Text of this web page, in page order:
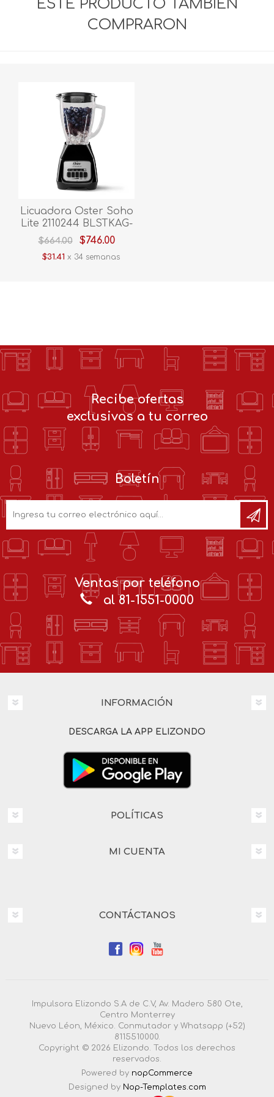
ESTE PRODUCTO TAMBIÉN
COMPRARON
Licuadora Oster Soho
Lite 2110244 BLSTKAG-
BPB-013 Push Button
V/Vidrio 2V Negro
$664.00 $746.00
$31.41 x 34 semanas
Recibe ofertas
exclusivas a tu correo
Boletín
Ventas por teléfono
al 81-1551-0000
INFORMACIÓN
DESCARGA LA APP ELIZONDO
POLÍTICAS
MI CUENTA
CONTÁCTANOS
Impulsora Elizondo S.A de C.V, Av. Madero 580 Ote,
Centro Monterrey
Nuevo Léon, México. Conmutador y Whatsapp (+52)
8115510000.
Copyright © 2026 Elizondo. Todos los derechos
reservados.
Powered by nopCommerce
Designed by Nop-Templates.com